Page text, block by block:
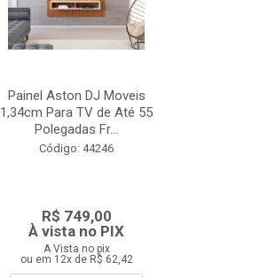
Painel Aston DJ Moveis
1,34cm Para TV de Até 55
Polegadas Fr...
Código: 44246
R$ 749,00
À vista no PIX
A Vista no pix
ou em 12x de R$ 62,42